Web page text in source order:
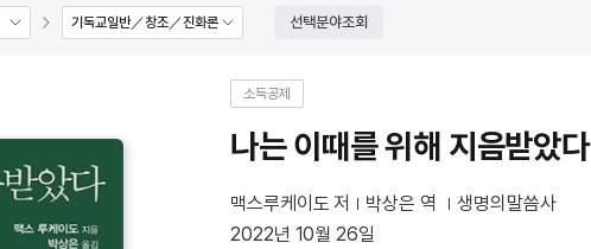
기독교일반／창조／진화론 선택분야조회
소득공제
나는 이때를 위해 지음받았다
맥스루케이도 저 박상은 역
생명의말씀사
2022년 10월 26일